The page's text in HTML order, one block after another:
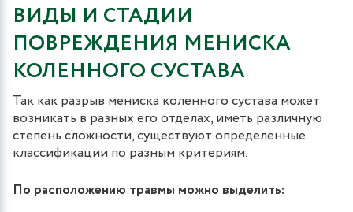
ВИДЫ И СТАДИИ
ПОВРЕЖДЕНИЯ МЕНИСКА
КОЛЕННОГО СУСТАВА
Так как разрыв мениска коленного сустава может
возникать в разных его отделах, иметь различную
степень сложности, существуют определенные
классификации по разным критериям.
По расположению травмы можно выделить: